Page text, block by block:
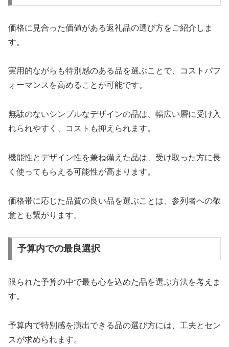
価格に見合った価値がある返礼品の選び方をご紹介しま
す。
実用的ながらも特別感のある品を選ぶことで、コストパフ
ォーマンスを高めることが可能です。
無駄のないシンプルなデザインの品は、幅広い層に受け入
れられやすく、コストも抑えられます。
機能性とデザイン性を兼ね備えた品は、受け取った方に長
く使ってもらえる可能性が高まります。
価格帯に応じた品質の良い品を選ぶことは、参列者への敬
意とも繋がります。
予算内での最良選択
限られた予算の中で最も心を込めた品を選ぶ方法を考えま
す。
予算内で特別感を演出できる品の選び方には、工夫とセン
スが求められます。